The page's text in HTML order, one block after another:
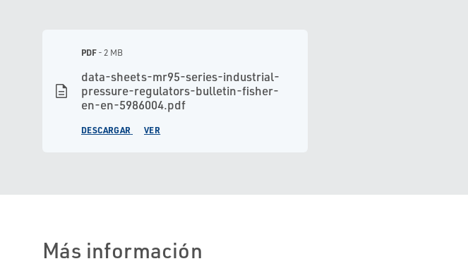
description
PDF- 2 MB
data-sheets-mr95-series-industrial-
pressure-regulators-bulletin-fisher-
en-en-5986004.pdf
DESCARGAR VER
Más información